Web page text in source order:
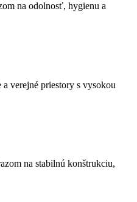
na odolnosť, hygienu a
verejné priestory s vysokou
na stabilnú konštrukciu,